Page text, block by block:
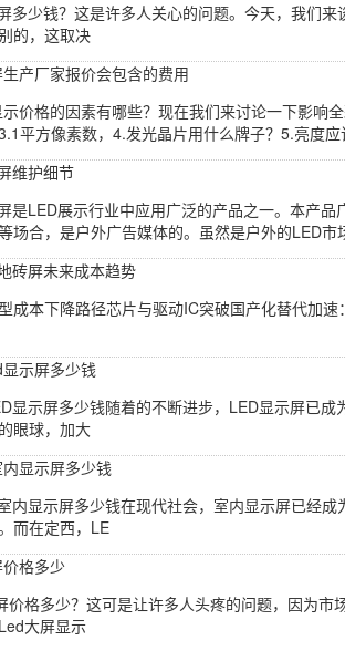
多少钱？这是许多人关心的问题。今天，我们
的，这取决
产厂家报价会包含的费用
价格的因素有哪些？现在我们来讨论一下影响
平方像素数，4.发光晶片用什么牌子？5.亮度
维护细节
是LED展示行业中应用广泛的产品之一。本产
场合，是户外广告媒体的。虽然是户外的LED
砖屏未来成本趋势
成本下降路径芯片与驱动IC突破国产化替代加
示屏多少钱
显示屏多少钱随着的不断进步，LED显示屏已
眼球，加大
显示屏多少钱
内显示屏多少钱在现代社会，室内显示屏已经
而在定西，LE
格多少
价格多少？这可是让许多人头疼的问题，因为
大屏显示